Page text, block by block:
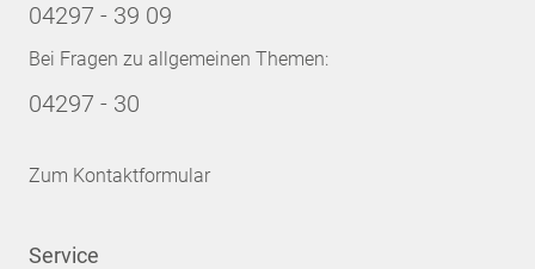
04297 - 39 09
Bei Fragen zu allgemeinen Themen:
04297 - 30
Zum Kontaktformular
Service